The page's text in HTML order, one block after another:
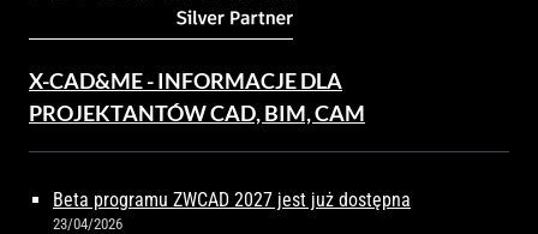
X-CAD&ME - INFORMACJE DLA
PROJEKTANTÓW CAD, BIM, CAM
Beta programu ZWCAD 2027 jest już dostępna
23/04/2026